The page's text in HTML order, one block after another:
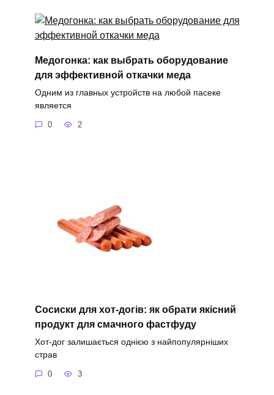
Медогонка: как выбрать оборудование
для эффективной откачки меда
Одним из главных устройств на любой пасеке
является
0 2
Сосиски для хот-догів: як обрати якісний
продукт для смачного фастфуду
Хот-дог залишається однією з найпопулярніших
страв
0 3